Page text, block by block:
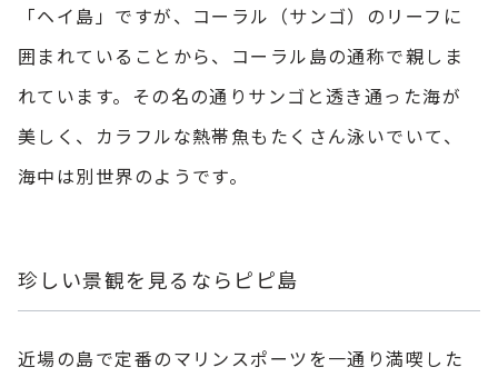
「ヘイ島」ですが、コーラル（サンゴ）のリーフに
囲まれていることから、コーラル島の通称で親しま
れています。その名の通りサンゴと透き通った海が
美しく、カラフルな熱帯魚もたくさん泳いでいて、
海中は別世界のようです。
珍しい景観を見るならピピ島
近場の島で定番のマリンスポーツを一通り満喫した